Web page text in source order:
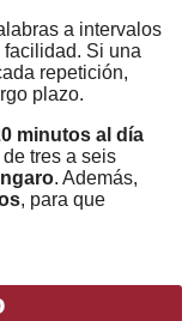
a intervalos
Si una
repetición,
plazo.
minutos al día
tres a seis
. Además,
, para que